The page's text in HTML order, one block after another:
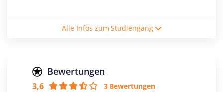
Berufsbegleitendes Studium
Creditpoints
Alle Infos zum Studiengang
Bewertungen
3,6 3 Bewertungen